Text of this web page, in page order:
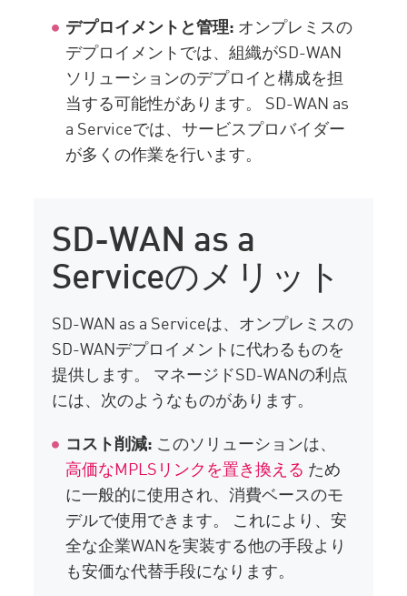
デプロイメントと管理: オンプレミスの
デプロイメントでは、組織がSD-WAN
ソリューションのデプロイと構成を担
当する可能性があります。 SD-WAN as
a Serviceでは、サービスプロバイダー
が多くの作業を行います。
SD-WAN as a
Serviceのメリット
SD-WAN as a Serviceは、オンプレミスの
SD-WANデプロイメントに代わるものを
提供します。 マネージドSD-WANの利点
には、次のようなものがあります。
コスト削減: このソリューションは、
高価なMPLSリンクを置き換える ため
に一般的に使用され、消費ベースのモ
デルで使用できます。 これにより、安
全な企業WANを実装する他の手段より
も安価な代替手段になります。